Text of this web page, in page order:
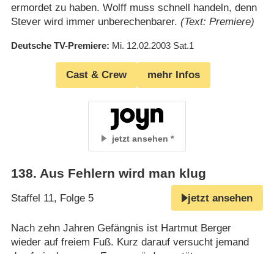
ermordet zu haben. Wolff muss schnell handeln, denn
Stever wird immer unberechenbarer. (Text: Premiere)
Deutsche TV-Premiere Mi. 12.02.2003 Sat.1
Cast & Crew mehr Infos
jetzt ansehen
138. Aus Fehlern wird man klug
Staffel 11, Folge 5 jetzt ansehen
Nach zehn Jahren Gefängnis ist Hartmut Berger
wieder auf freiem Fuß. Kurz darauf versucht jemand